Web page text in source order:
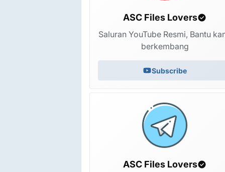
Xiaomi 15 dada ENG ROM CSC Engginering
ASC Files Lovers
Saluran YouTube Resmi, Bantu
berkembang
Subscribe
ASC Files Lovers